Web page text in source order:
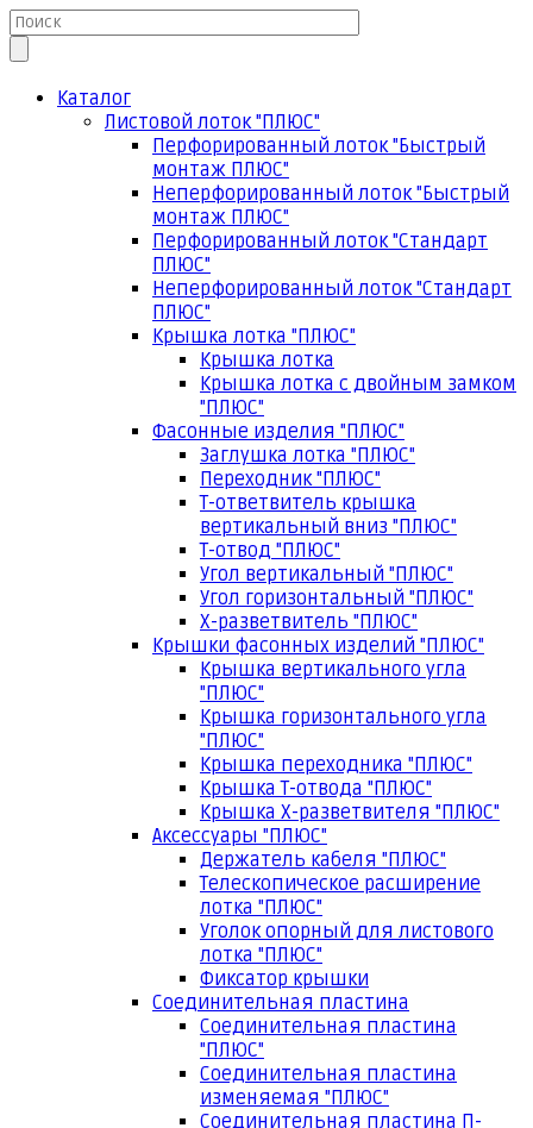
Каталог
Листовой лоток "ПЛЮС"
Перфорированный лоток "Быстрый
монтаж ПЛЮС"
Неперфорированный лоток "Быстрый
монтаж ПЛЮС"
Перфорированный лоток "Стандарт
ПЛЮС"
Неперфорированный лоток "Стандарт
ПЛЮС"
Крышка лотка "ПЛЮС"
Крышка лотка
Крышка лотка с двойным замком
"ПЛЮС"
Фасонные изделия "ПЛЮС"
Заглушка лотка "ПЛЮС"
Переходник "ПЛЮС"
Т-ответвитель крышка
вертикальный вниз "ПЛЮС"
Т-отвод "ПЛЮС"
Угол вертикальный "ПЛЮС"
Угол горизонтальный "ПЛЮС"
Х-разветвитель "ПЛЮС"
Крышки фасонных изделий "ПЛЮС"
Крышка вертикального угла
"ПЛЮС"
Крышка горизонтального угла
"ПЛЮС"
Крышка переходника "ПЛЮС"
Крышка Т-отвода "ПЛЮС"
Крышка Х-разветвителя "ПЛЮС"
Аксессуары "ПЛЮС"
Держатель кабеля "ПЛЮС"
Телескопическое расширение
лотка "ПЛЮС"
Уголок опорный для листового
лотка "ПЛЮС"
Фиксатор крышки
Соединительная пластина
Соединительная пластина
"ПЛЮС"
Соединительная пластина
изменяемая "ПЛЮС"
Соединительная пластина П-